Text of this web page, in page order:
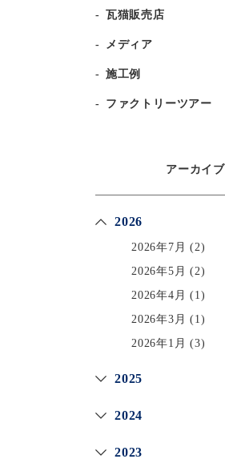
瓦猫販売店
メディア
施工例
ファクトリーツアー
アーカイブ
2026
2026年7月 (2)
2026年5月 (2)
2026年4月 (1)
2026年3月 (1)
2026年1月 (3)
2025
2024
2023